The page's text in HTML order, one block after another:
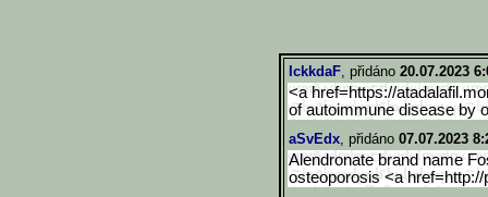
IckkdaF, přidáno 20.07.2023
<a href=https://
of autoimmune disease by
aSvEdx, přidáno 07.07.2023
Alendronate brand name
osteoporosis <a